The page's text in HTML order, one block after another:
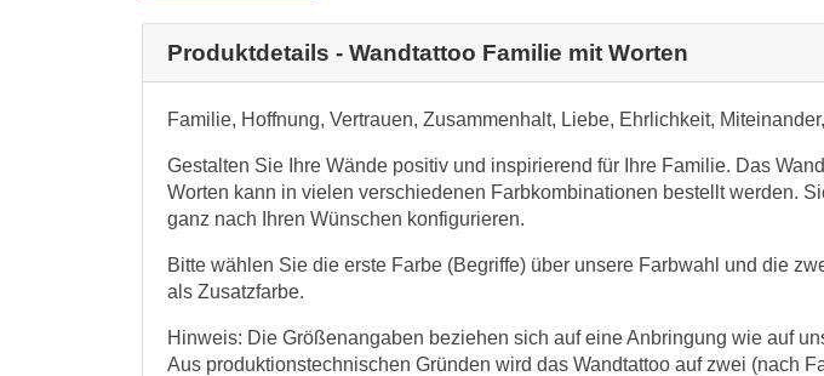
Produktdetails - Wandtattoo Familie mit Worten
Familie, Hoffnung, Vertrauen, Zusammenhalt, Liebe, Ehrlichkeit,
Gestalten Sie Ihre Wände positiv und inspirierend für Ihre Familie. Das
Worten kann in vielen verschiedenen Farbkombinationen bestellt werden.
ganz nach Ihren Wünschen konfigurieren.
Bitte wählen Sie die erste Farbe (Begriffe) über unsere Farbwahl und die
als Zusatzfarbe.
Hinweis: Die Größenangaben beziehen sich auf eine Anbringung wie auf
Aus produktionstechnischen Gründen wird das Wandtattoo auf zwei (nach